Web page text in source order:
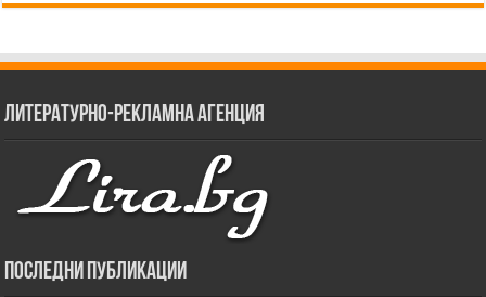
Литературно-рекламна агенция
Последни публикации